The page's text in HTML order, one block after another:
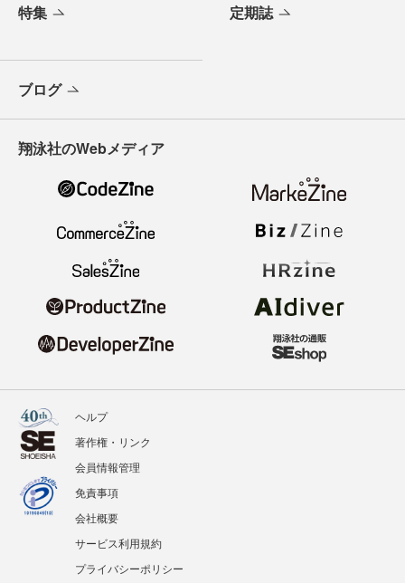
特集 定期誌
ブログ
翔泳社のWebメディア
ヘルプ
著作権・リンク
会員情報管理
免責事項
会社概要
サービス利用規約
プライバシーポリシー